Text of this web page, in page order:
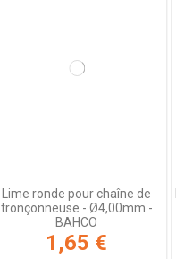
Lime ronde pour chaîne de
tronçonneuse - Ø4,00mm -
BAHCO
1,65 €